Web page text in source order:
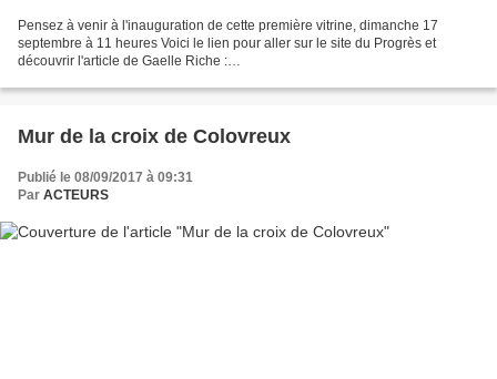
Pensez à venir à l'inauguration de cette première vitrine, dimanche 17
septembre à 11 heures Voici le lien pour aller sur le site du Progrès et
découvrir l'article de Gaelle Riche :
hommage-a-des- Pose...
Mur de la croix de Colovreux
Publié le 08/09/2017 à 09:31
Par ACTEURS